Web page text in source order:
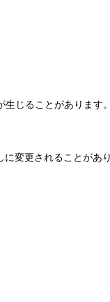
じることがあります。
変更されることがあり